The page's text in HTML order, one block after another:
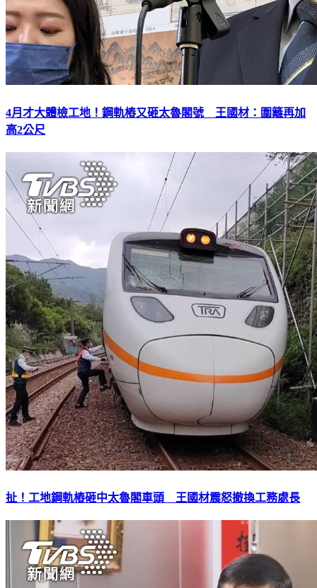
4月才大體檢工地！鋼軌樁又砸太魯閣號 王國材：圍籬再加
高2公尺
扯！工地鋼軌樁砸中太魯閣車頭 王國材震怒撤換工務處長